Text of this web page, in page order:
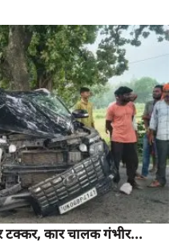
टक्कर, कार चालक गंभीर...